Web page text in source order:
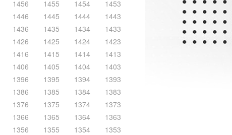
1456 1455 1454
1453
1446 1445 1444
1443
1436 1435 1434
1433
1426 1425 1424
1423
1416 1415 1414
1413
1406 1405 1404
1403
1396 1395 1394
1393
1386 1385 1384
1383
1376 1375 1374
1373
1366 1365 1364
1363
1356 1355 1354
1353